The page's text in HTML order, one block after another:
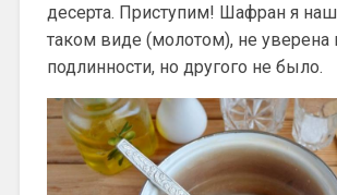
десерта. Приступим! Шафран я
таком виде (молотом), не уверена
подлинности, но другого не было.